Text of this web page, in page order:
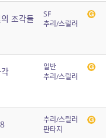
조각들
SF
추리/스릴러
일반
추리/스릴러
추리/스릴러
판타지